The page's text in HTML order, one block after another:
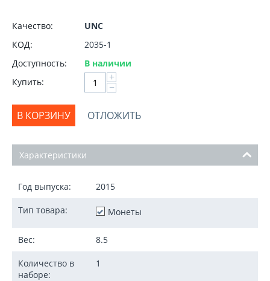
Качество:
UNC
КОД:
2035-1
Доступность:
В наличии
Купить:
+
−
В КОРЗИНУ ОТЛОЖИТЬ
Характеристики
Год выпуска: 2015
Тип товара: Монеты
Вес: 8.5
Количество в
наборе:
1